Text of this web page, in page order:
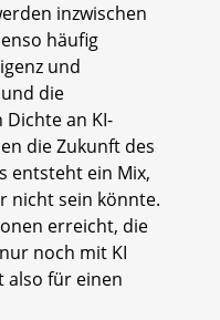
inzwischen
häufig
und
die
an KI-
die Zukunft des
entsteht ein Mix,
nicht sein könnte.
erreicht, die
noch mit KI
also für einen